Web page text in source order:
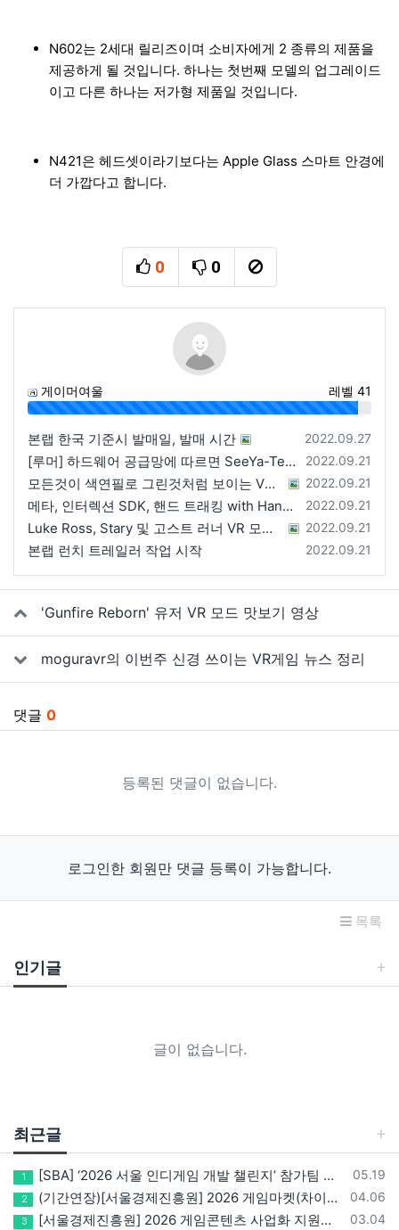
N602는 2세대 릴리즈이며 소비자에게 2 종류의 제품을
제공하게 될 것입니다. 하나는 첫번째 모델의 업그레이드
이고 다른 하나는 저가형 제품일 것입니다.
N421은 헤드셋이라기보다는 Apple Glass 스마트 안경에
더 가깝다고 합니다.
0
추천
0
비추천신고
게이머여울 레벨 41
96%
등록일
2022.09.27
본랩 한국 기준시 발매일, 발매 시간
등록일
2022.09.21
[루머] 하드웨어 공급망에 따르면 SeeYa-Tech가 Apple에 여러 번 uOLED 샘플을 보냄
등록일
2022.09.21
모든것이 색연필로 그린것처럼 보이는 VRChat 월드
등록일
2022.09.21
메타, 인터렉션 SDK, 핸드 트래킹 with Hands 2.1에 대한 강연 예정
등록일
2022.09.21
Luke Ross, Stary 및 고스트 러너 VR 모드 공개
등록일
2022.09.21
본랩 런치 트레일러 작업 시작
관련자료'Gunfire Reborn' 유저 VR 모드 맛보기 영상
moguravr의 이번주 신경 쓰이는 VR게임 뉴스 정리
댓글 0
등록된 댓글이 없습니다.
로그인한 회원만 댓글 등록이 가능합니다.
목록
인기글
글이 없습니다.
최근글
등록일
05.19
1 [SBA] ‘2026 서울 인디게임 개발 챌린지’ 참가팀 모집
등록일
04.06
2 (기간연장)[서울경제진흥원] 2026 게임마켓(차이나조이, BIC, 지스타) 서울관 참가기업 모집!(~5/8 15:00)
등록일
03.04
3 [서울경제진흥원] 2026 게임콘텐츠 사업화 지원사업 참가기업 모집(~3/26까지)